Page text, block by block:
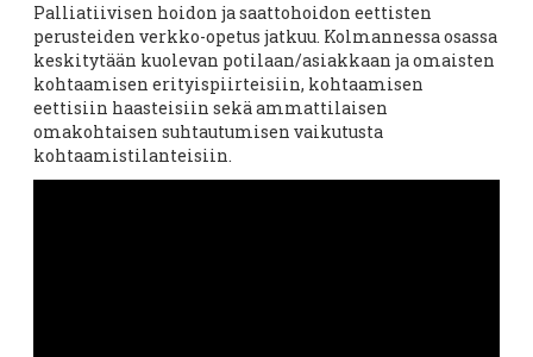
Palliatiivisen hoidon ja saattohoidon eettisten
perusteiden verkko-opetus jatkuu. Kolmannessa osassa
keskitytään kuolevan potilaan/asiakkaan ja omaisten
kohtaamisen erityispiirteisiin, kohtaamisen
eettisiin haasteisiin sekä ammattilaisen
omakohtaisen suhtautumisen vaikutusta
kohtaamistilanteisiin.